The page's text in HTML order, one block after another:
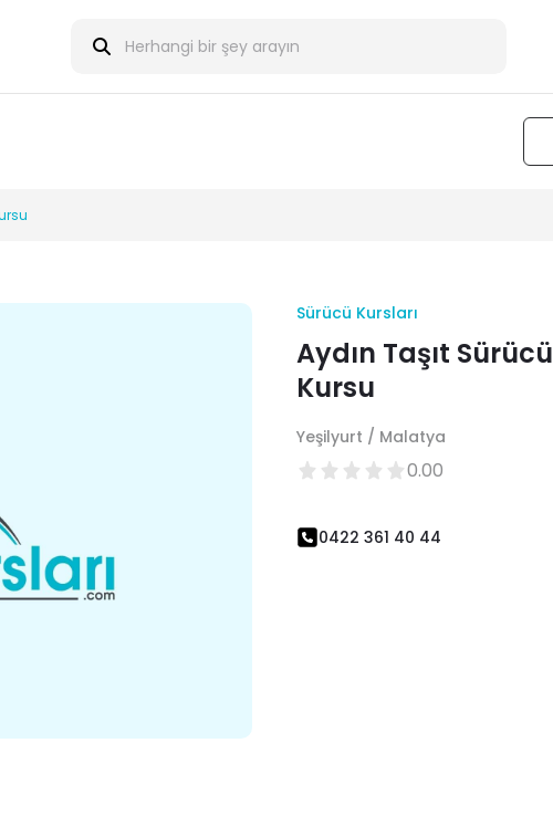
Sürücü Kursları
Aydın Taşıt Sürücü
Kursu
Yeşilyurt / Malatya
0.00
0422 361 40 44